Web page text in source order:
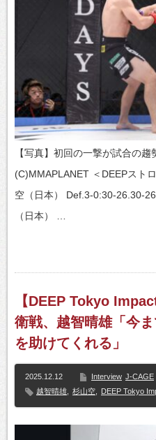
【写真】初回の一撃が試合の
(C)MMAPLANET ＜DEEPスト
空（日本） Def.3-0:30-26.30-
（日本） …
【DEEP Tokyo
衛戦、越智晴雄「今
を助けてくれる」
2025.12.12 Interview J-CAGE
越智晴雄
杉山空 DEEP Tokyo